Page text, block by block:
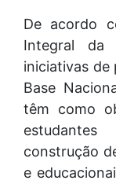
De acordo
Integral da
iniciativas de
Base
têm como
construção
e